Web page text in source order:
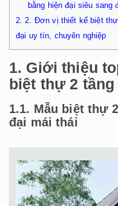
bằng hiện đại siêu sang
2. 2. Đơn vị thiết kế biệt
đại uy tín, chuyên nghiệp
1. Giới thiệu
biệt thự 2
1.1. Mẫu biệt thự
đại mái thái